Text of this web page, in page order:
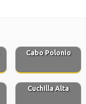
Cabo Polonio
Cuchilla Alta